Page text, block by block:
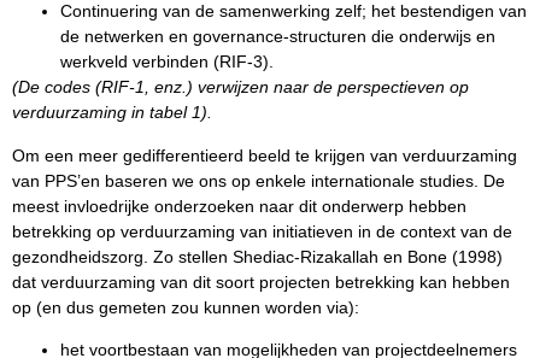
Continuering van de samenwerking zelf; het bestendigen van
de netwerken en governance-structuren die onderwijs en
werkveld verbinden (RIF-3).
(De codes (RIF-1, enz.) verwijzen naar de perspectieven op
verduurzaming in tabel 1).
Om een meer gedifferentieerd beeld te krijgen van verduurzaming
van PPS’en baseren we ons op enkele internationale studies. De
meest invloedrijke onderzoeken naar dit onderwerp hebben
betrekking op verduurzaming van initiatieven in de context van de
gezondheidszorg. Zo stellen Shediac-Rizakallah en Bone (1998)
dat verduurzaming van dit soort projecten betrekking kan hebben
op (en dus gemeten zou kunnen worden via):
het voortbestaan van mogelijkheden van projectdeelnemers